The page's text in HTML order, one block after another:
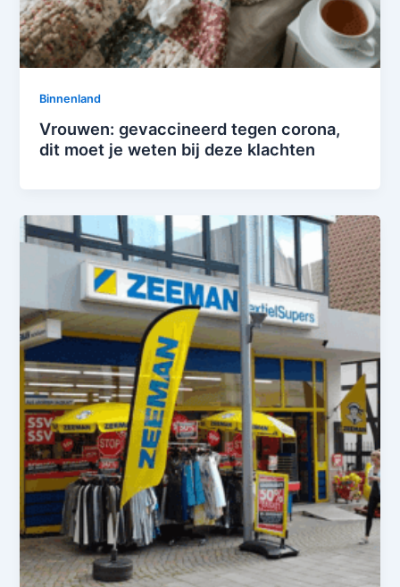
Binnenland
Vrouwen: gevaccineerd tegen corona,
dit moet je weten bij deze klachten